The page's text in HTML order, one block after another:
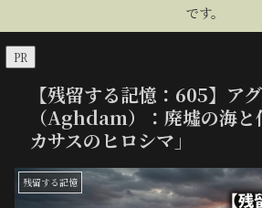
です。
PR
【残留する記憶：605】ア
（Aghdam）：廃墟の海と
カサスのヒロシマ」
残留する記憶